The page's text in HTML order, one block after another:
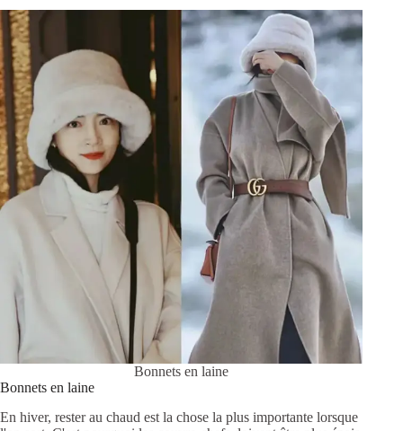
Bonnets en laine
Bonnets en laine
En hiver, rester au chaud est la chose la plus importante lorsque